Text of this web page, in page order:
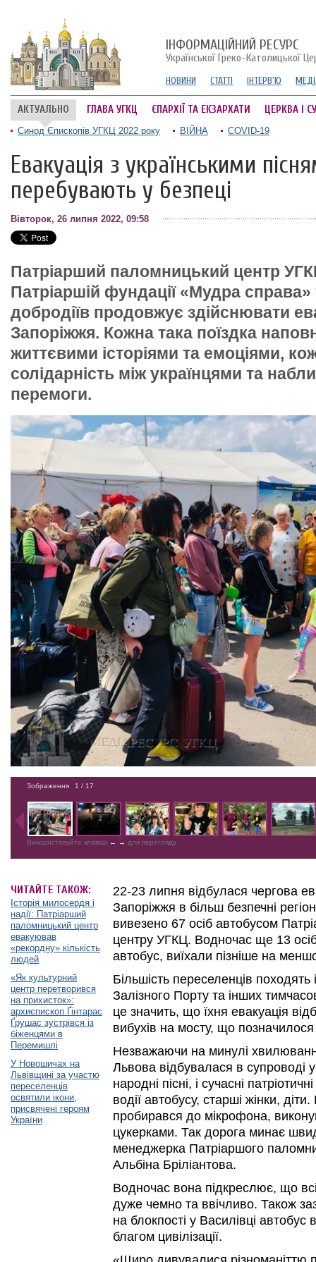
ІНФОРМАЦІЙНИЙ РЕСУРС
Української Греко-Католицької
НОВИНИ СТАТТІ ІНТЕРВ'Ю
АКТУАЛЬНО ГЛАВА УГКЦ ЄПАРХІЇ ТА ЕКЗАРХАТИ ЦЕРКВА І
Синод Єпископів УГКЦ 2022 року ВІЙНА COVID-19
Евакуація з українськими
перебувають у безпеці
Вівторок, 26 липня 2022, 09:58
Патріарший паломницький центр
Патріаршій фундації «Мудра справа»
добродіїв продовжує здійснювати
Запоріжжя. Кожна така поїздка
життєвими історіями та емоціями,
солідарність між українцями та
перемоги.
Зображення 1 / 17
Використовуйте клавіші ← → для перегляду
ЧИТАЙТЕ ТАКОЖ:
Історія милосердя і
надії: Патріарший
паломницький центр
евакуював
«рекордну» кількість
людей
«Як культурний
центр перетворився
на прихисток»:
архиєпископ Ґінтарас
Ґрушас зустрівся із
біженцями в
Перемишлі
У Новошичах на
Львівщині за участю
переселенців
освятили ікони,
присвячені героям
України
22-23 липня відбулася чергова
Запоріжжя в більш безпечні
вивезено 67 осіб автобусом
центру УГКЦ. Водночас ще 13
автобус, виїхали пізніше на
Більшість переселенців
Залізного Порту та інших
це значить, що їхня евакуація
вибухів на мосту, що позначилося
Незважаючи на минулі
Львова відбувалася в супроводі
народні пісні, і сучасні
водії автобусу, старші жінки,
пробирався до мікрофона,
цукерками. Так дорога минає
менеджерка Патріаршого
Альбіна Бріліантова.
Водночас вона підкреслює, що
дуже чемно та ввічливо. Також
на блокпості у Василівці автобус
благом цивілізації.